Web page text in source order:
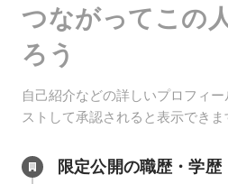
つながってこの
ろう
自己紹介などの詳しいプロフィ
ストして承認されると表示できま
限定公開の職歴・学歴